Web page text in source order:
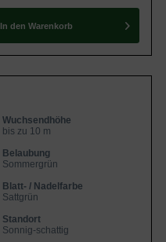
In den Warenkorb
Wuchsendhöhe
bis zu 10 m
Belaubung
Sommergrün
Blatt- / Nadelfarbe
Sattgrün
Standort
Sonnig-schattig